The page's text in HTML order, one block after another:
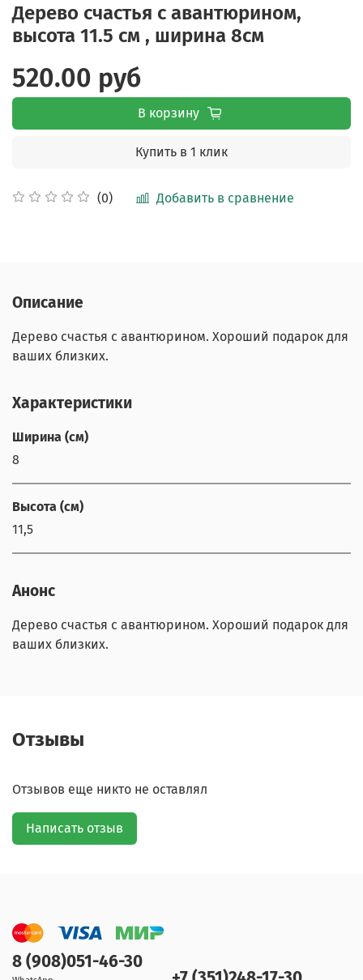
Дерево счастья с авантюрином,
высота 11.5 см , ширина 8см
(0) Добавить в сравнение
520.00 руб
В корзину
Купить в 1 клик
Описание
Дерево счастья с авантюрином. Хороший подарок для
ваших близких.
Характеристики
Ширина (см)
8
Высота (см)
11,5
Анонс
Дерево счастья с авантюрином. Хороший подарок для
ваших близких.
Отзывы
Отзывов еще никто не оставлял
Написать отзыв
8 (908)051-46-30